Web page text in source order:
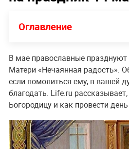
Оглавление
В мае православные
Матери «Нечаянная радость».
если помолиться ему, в вашей
благодать. Life.ru
Богородицу и как провести